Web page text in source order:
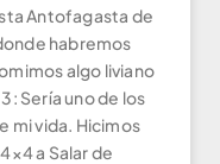
Antofagasta de
habremos
algo liviano
Sería uno de los
mi vida. Hicimos
a Salar de